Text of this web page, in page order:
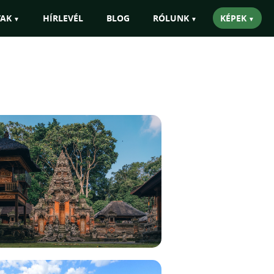
HÍRLEVÉL BLOG RÓLUNK KÉPEK
szervezni!"